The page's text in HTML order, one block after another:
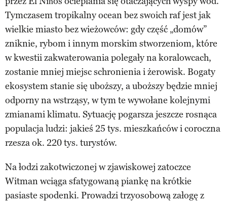
Tymczasem tropikalny ocean bez swoich raf jest jak
wielkie miasto bez wieżowców: gdy część „domów”
zniknie, rybom i innym morskim stworzeniom, które
w kwestii zakwaterowania polegały na koralowcach,
zostanie mniej miejsc schronienia i żerowisk. Bogaty
ekosystem stanie się uboższy, a uboższy będzie mniej
odporny na wstrząsy, w tym te wywołane kolejnymi
zmianami klimatu. Sytuację pogarsza jeszcze rosnąca
populacja ludzi: jakieś 25 tys. mieszkańców i coroczna
rzesza ok. 220 tys. turystów.
Na łodzi zakotwiczonej w zjawiskowej zatoczce
Witman wciąga sfatygowaną piankę na krótkie
pasiaste spodenki. Prowadzi trzyosobową załogę z